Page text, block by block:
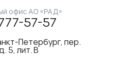
офис АО «РАД»
57-57
Петербург, пер.
5, лит. В